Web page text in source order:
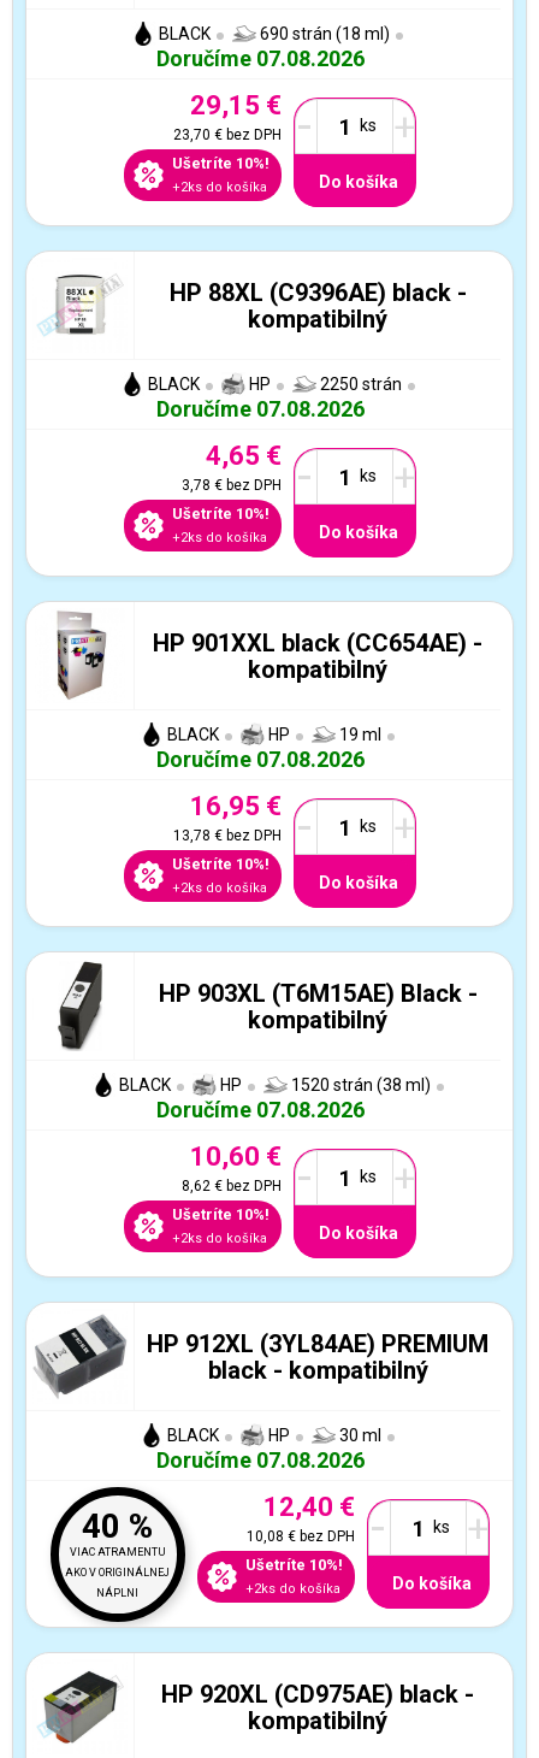
BLACK 690 strán (18 ml)
Doručíme 07.08.2026
29,15 €
23,70 €bez DPH
Ušetríte 10%!
+2ks do košíka
- +
Do košíka
HP 88XL (C9396AE) black -
kompatibilný
BLACK HP 2250 strán
Doručíme 07.08.2026
4,65 €
3,78 €bez DPH
Ušetríte 10%!
+2ks do košíka
- +
Do košíka
HP 901XXL black (CC654AE) -
kompatibilný
BLACK HP 19 ml
Doručíme 07.08.2026
16,95 €
13,78 €bez DPH
Ušetríte 10%!
+2ks do košíka
- +
Do košíka
HP 903XL (T6M15AE) Black -
kompatibilný
BLACK HP 1520 strán (38 ml)
Doručíme 07.08.2026
10,60 €
8,62 €bez DPH
Ušetríte 10%!
+2ks do košíka
- +
Do košíka
HP 912XL (3YL84AE) PREMIUM
black - kompatibilný
BLACK HP 30 ml
Doručíme 07.08.2026
40 %
VIAC ATRAMENTU
AKO V ORIGINÁLNEJ
NÁPLNI
12,40 €
10,08 €bez DPH
Ušetríte 10%!
+2ks do košíka
- +
Do košíka
HP 920XL (CD975AE) black -
kompatibilný